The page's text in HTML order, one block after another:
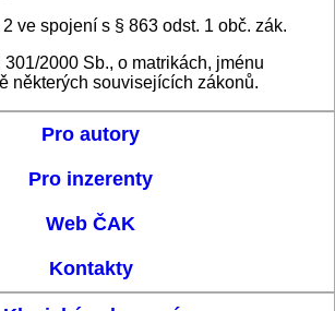
ve spojení s § 863 odst. 1 obč. zák.
301/2000 Sb., o matrikách, jménu
některých souvisejících zákonů.
Pro autory
Pro inzerenty
Web ČAK
Kontakty